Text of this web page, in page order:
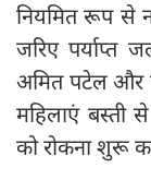
नियमित रूप से
जरिए पर्याप्त
अमित पटेल और
महिलाएं
को रोकना शुरू